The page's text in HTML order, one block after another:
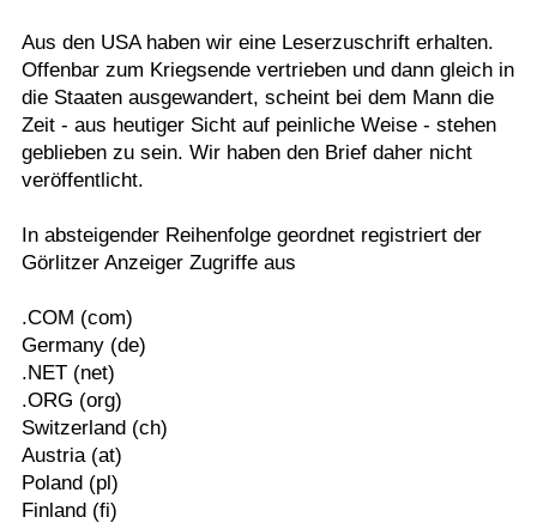
Aus den USA haben wir eine Leserzuschrift erhalten.
Offenbar zum Kriegsende vertrieben und dann gleich in
die Staaten ausgewandert, scheint bei dem Mann die
Zeit - aus heutiger Sicht auf peinliche Weise - stehen
geblieben zu sein. Wir haben den Brief daher nicht
veröffentlicht.
In absteigender Reihenfolge geordnet registriert der
Görlitzer Anzeiger Zugriffe aus
.COM (com)
Germany (de)
.NET (net)
.ORG (org)
Switzerland (ch)
Austria (at)
Poland (pl)
Finland (fi)